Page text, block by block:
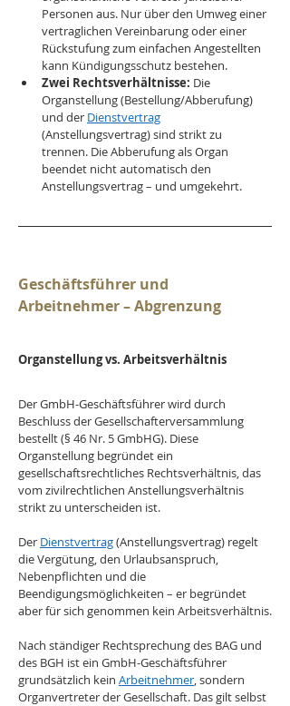
Personen aus. Nur über den Umweg einer
vertraglichen Vereinbarung oder einer
Rückstufung zum einfachen Angestellten
kann Kündigungsschutz bestehen.
Zwei Rechtsverhältnisse: Die
Organstellung (Bestellung/Abberufung)
und der Dienstvertrag
(Anstellungsvertrag) sind strikt zu
trennen. Die Abberufung als Organ
beendet nicht automatisch den
Anstellungsvertrag – und umgekehrt.
Geschäftsführer und
Arbeitnehmer – Abgrenzung
Organstellung vs. Arbeitsverhältnis
Der GmbH-Geschäftsführer wird durch
Beschluss der Gesellschafterversammlung
bestellt (§ 46 Nr. 5 GmbHG). Diese
Organstellung begründet ein
gesellschaftsrechtliches Rechtsverhältnis, das
vom zivilrechtlichen Anstellungsverhältnis
strikt zu unterscheiden ist.
Der Dienstvertrag (Anstellungsvertrag) regelt
die Vergütung, den Urlaubsanspruch,
Nebenpflichten und die
Beendigungsmöglichkeiten – er begründet
aber für sich genommen kein Arbeitsverhältnis.
Nach ständiger Rechtsprechung des BAG und
des BGH ist ein GmbH-Geschäftsführer
grundsätzlich kein Arbeitnehmer, sondern
Organvertreter der Gesellschaft. Das gilt selbst